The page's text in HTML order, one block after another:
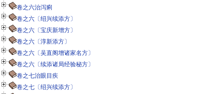
卷之六治泻痢
卷之六〔绍兴续添方〕
卷之六〔宝庆新增方〕
卷之六〔淳新添方〕
卷之六〔吴直阁增诸家名方〕
卷之六〔续添诸局经验秘方〕
卷之七治眼目疾
卷之七〔绍兴续添方〕